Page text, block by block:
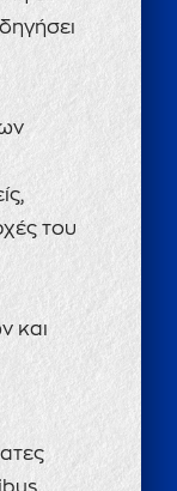
του
και